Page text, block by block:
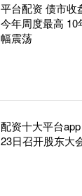
平台配资 债市收
今年周度最高 10
幅震荡
配资十大平台
23日召开股东大